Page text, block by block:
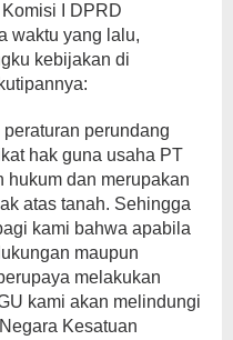
I DPRD
waktu yang lalu,
kebijakan di
perundang
hak guna usaha PT
hukum dan merupakan
atas tanah. Sehingga
kami bahwa apabila
maupun
melakukan
kami akan melindungi
Kesatuan